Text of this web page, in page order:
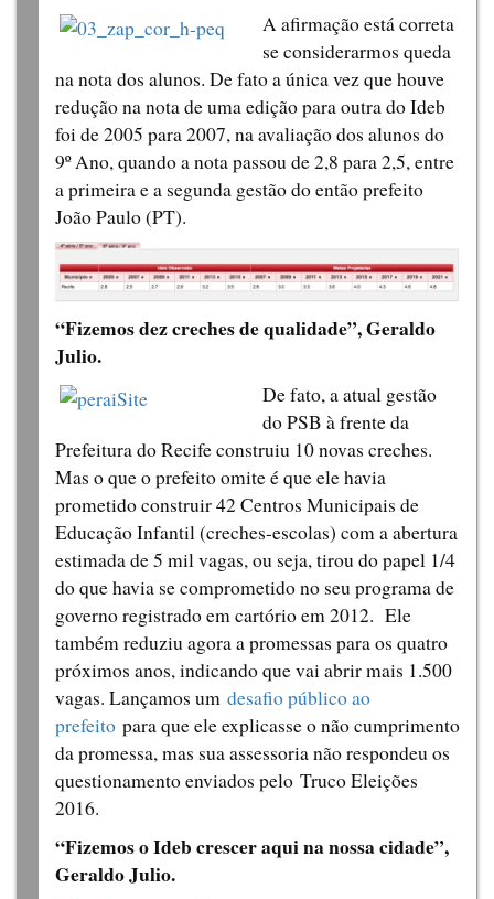
A afirmação está correta
se considerarmos queda
na nota dos alunos. De fato a única vez que houve
redução na nota de uma edição para outra do Ideb
foi de 2005 para 2007, na avaliação dos alunos do
9º Ano, quando a nota passou de 2,8 para 2,5, entre
a primeira e a segunda gestão do então prefeito
João Paulo (PT).
“Fizemos dez creches de qualidade”, Geraldo
Julio.
De fato, a atual gestão
do PSB à frente da
Prefeitura do Recife construiu 10 novas creches.
Mas o que o prefeito omite é que ele havia
prometido construir 42 Centros Municipais de
Educação Infantil (creches-escolas) com a abertura
estimada de 5 mil vagas, ou seja, tirou do papel 1/4
do que havia se comprometido no seu programa de
governo registrado em cartório em 2012. Ele
também reduziu agora a promessas para os quatro
próximos anos, indicando que vai abrir mais 1.500
vagas. Lançamos um desafio público ao
prefeito para que ele explicasse o não cumprimento
da promessa, mas sua assessoria não respondeu os
questionamento enviados pelo Truco Eleições
2016.
“Fizemos o Ideb crescer aqui na nossa cidade”,
Geraldo Julio.